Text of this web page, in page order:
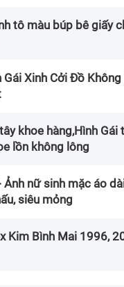
tô màu búp bê giấy
Gái Xinh Cởi Đồ Không
khoe hàng,Hình Gái
lồn không lông
Ảnh nữ sinh mặc áo
siêu mỏng
Kim Bình Mai 1996,